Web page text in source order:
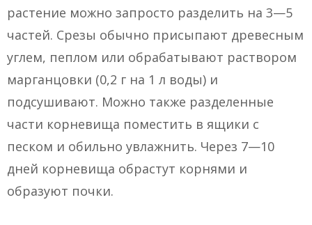
растение можно запросто разделить на 3—5
частей. Срезы обычно присыпают древесным
углем, пеплом или обрабатывают раствором
марганцовки (0,2 г на 1 л воды) и
подсушивают. Можно также разделенные
части корневища поместить в ящики с
песком и обильно увлажнить. Через 7—10
дней корневища обрастут корнями и
образуют почки.